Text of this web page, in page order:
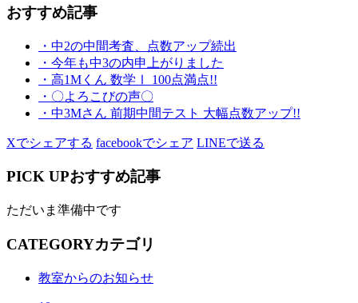
おすすめ記事
・中2の中間考査、点数アップ続出
・今年も中3の内申上がりました
・高1Mくん 数学Ⅰ 100点満点!!
・〇よろこびの声〇
・中3Mさん 前期中間テスト 大幅点数アップ!!
Xでシェアする facebookでシェア LINEで送る
PICK UPおすすめ記事
ただいま準備中です
CATEGORYカテゴリ
教室からのお知らせ